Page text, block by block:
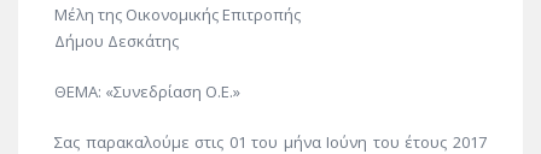
Μέλη της Οικονομικής Επιτροπής
Δήμου Δεσκάτης
ΘΕΜΑ: «Συνεδρίαση Ο.Ε.»
Σας παρακαλούμε στις 01 του μήνα Ιούνη του έτους 2017